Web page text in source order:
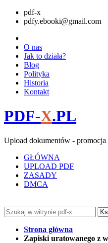
pdf-x
pdfy.ebooki@gmail.com
O nas
Jak to działa?
Blog
Polityka
Historia
Kontakt
PDF-X.PL
Upload dokumentów -
GŁÓWNA
UPLOAD PDF
ZASADY
DMCA
Strona główna
Zapiski uratowanego z